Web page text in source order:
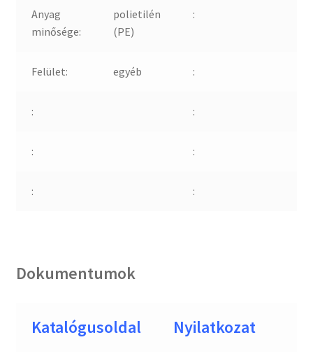
Anyag
minősége:
polietilén
(PE)
:
Felület: egyéb :
: :
: :
: :
Dokumentumok
Katalógusoldal Nyilatkozat